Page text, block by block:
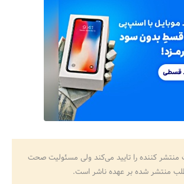
منتشر کننده را تایید می‌کند ولی مسئولیت صحت
منتشر شده بر عهده ناشر است.